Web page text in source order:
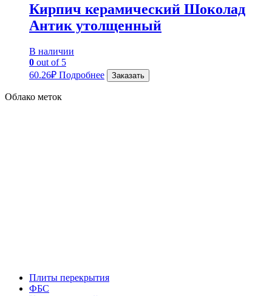
Кирпич керамический Шоколад
Антик утолщенный
В наличии
0 out of 5
60.26₽ Подробнее Заказать
Облако меток
Плиты перекрытия
ФБС